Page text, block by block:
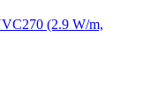
(2.9 W/m,